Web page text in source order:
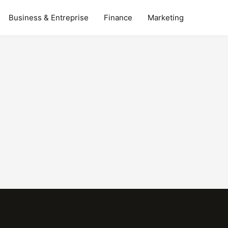
Business & Entreprise Finance Marketing